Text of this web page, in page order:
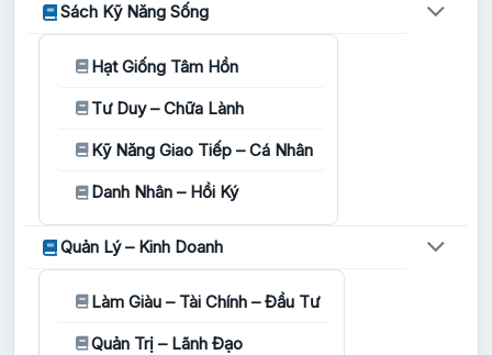
Sách Kỹ Năng Sống
Hạt Giống Tâm Hồn
Tư Duy – Chữa Lành
Kỹ Năng Giao Tiếp – Cá Nhân
Danh Nhân – Hồi Ký
Quản Lý – Kinh Doanh
Làm Giàu – Tài Chính – Đầu Tư
Quản Trị – Lãnh Đạo